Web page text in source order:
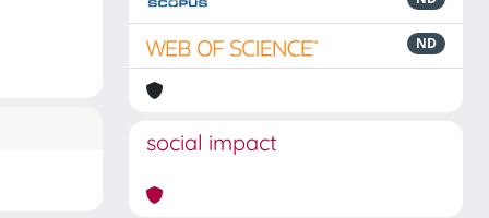
ND
social impact